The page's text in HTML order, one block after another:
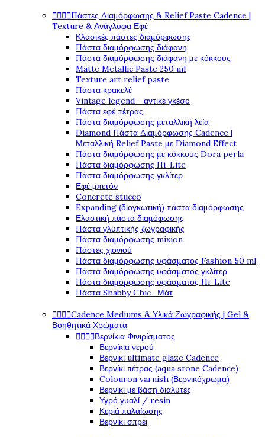
Πάστες Διαμόρφωσης & Relief Paste Cadence |
Texture & Ανάγλυφα Εφέ
Κλασικές πάστες διαμόρφωσης
Πάστα διαμόρφωσης διάφανη
Πάστα διαμόρφωσης διάφανη με κόκκους
Matte Metallic Paste 250 ml
Texture art relief paste
Πάστα κρακελέ
Vintage legend - αντικέ γκέσο
Πάστα εφέ πέτρας
Πάστα διαμόρφωσης μεταλλική λεία
Diamond Πάστα Διαμόρφωσης Cadence |
Μεταλλική Relief Paste με Diamond Effect
Πάστα διαμόρφωσης με κόκκους Dora perla
Πάστα διαμόρφωσης Hi-Lite
Πάστα διαμόρφωσης γκλίτερ
Εφέ μπετόν
Concrete stucco
Expanding (διογκωτική) πάστα διαμόρφωσης
Ελαστική πάστα διαμόφωσης
Πάστα γλυπτικής ζωγραφικής
Πάστα διαμόρφωσης mixion
Πάστες χιονιού
Πάστα διαμόρφωσης υφάσματος Fashion 50 ml
Πάστα διαμόρφωσης υφάσματος γκλίτερ
Πάστα διαμόρφωσης υφάσματος Hi-Lite
Πάστα Shabby Chic -Μάτ
Cadence Mediums & Υλικά Ζωγραφικής | Gel &
Βοηθητικά Χρώματα
Βερνίκια Φινιρίσματος
Βερνίκια νερού
Βερνίκι ultimate glaze Cadence
Βερνίκι πέτρας (aqua stone Cadence)
Colouron varnish (Βερνικόχρωμα)
Βερνίκι με βάση διαλύτες
Υγρό γυαλί / resin
Κεριά παλαίωσης
Βερνίκι σπρέι